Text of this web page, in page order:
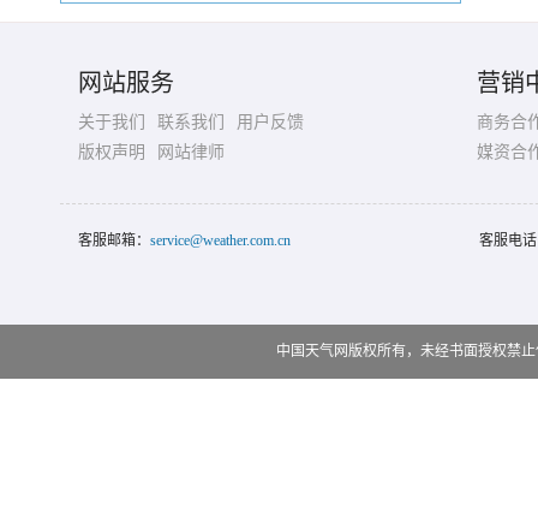
网站服务
关于我们 联系我们
用户反馈
版权声明
网站律师
营销
商务合
媒资合
客服邮箱： service@weather.com.cn 客服电
中国天气网版权所有，未经书面授权